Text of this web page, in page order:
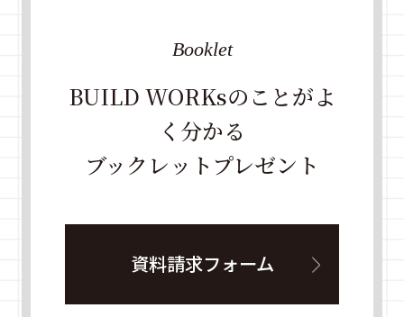
BUILD WORKsのことがよ
く分かる
ブックレットプレゼント
Booklet
資料請求フォーム